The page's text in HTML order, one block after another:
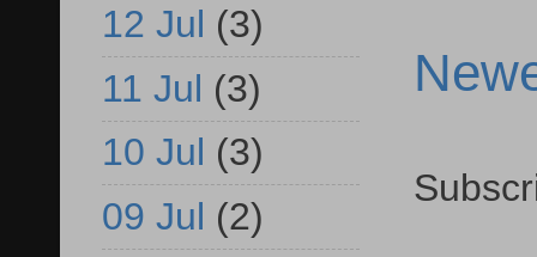
12 Jul (3)
11 Jul (3)
10 Jul (3)
09 Jul (2)